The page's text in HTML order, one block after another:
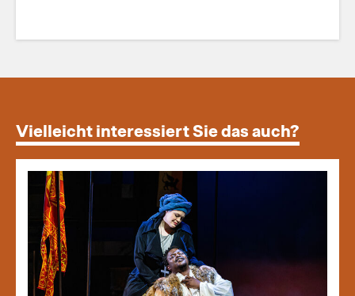
Vielleicht interessiert Sie das auch?